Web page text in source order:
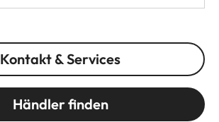
Kontakt & Services
Händler finden